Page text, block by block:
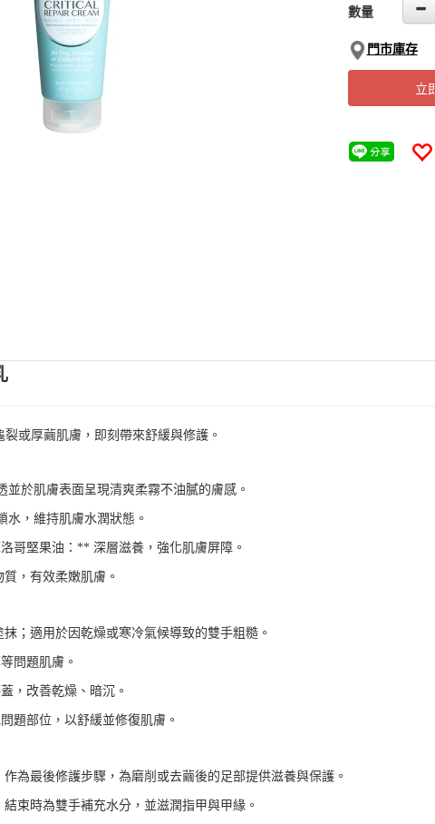
數量
門市庫存
立
或厚繭肌膚，即刻帶來舒緩與修護。
並於肌膚表面呈現清爽柔霧不油膩的膚感。
水，維持肌膚水潤狀態。
哥堅果油： ** 深層滋養，強化肌膚屏障。
，有效柔嫩肌膚。
；適用於因乾燥或寒冷氣候導致的雙手粗糙。
問題肌膚。
，改善乾燥、暗沉。
題部位，以舒緩並修復肌膚。
為最後修護步驟，為磨削或去繭後的足部提供滋養與保護。
束時為雙手補充水分，並滋潤指甲與甲緣。